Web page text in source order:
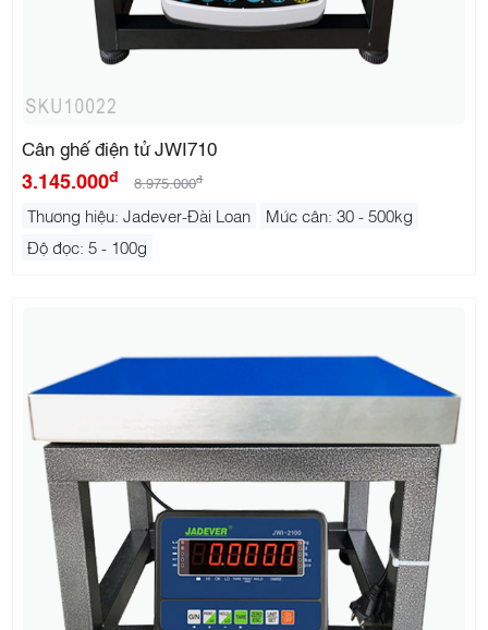
Cân ghế điện tử JWI710
3.145.000đ 8.975.000đ
Thương hiệu: Jadever-Đài Loan
Mức cân: 30 - 500kg
Độ đọc: 5 - 100g